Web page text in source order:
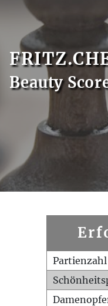
Beauty
Partienzahl